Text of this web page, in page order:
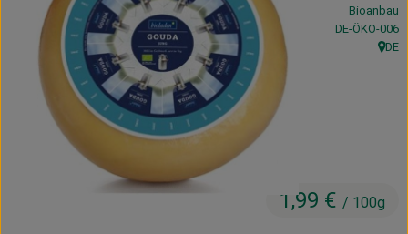
Kühltheke
Vorratskammer
Getränke
Haus, Garten & Co.
1,99 € / 100g
Bioanbau
,DE-ÖKO-006
,
DE